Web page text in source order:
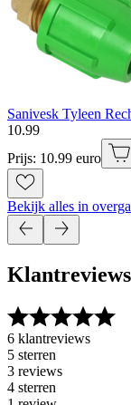
Sanivesk Tyleen
10.99
Prijs: 10.99 euro
Bekijk alles in
Klantreviews
6 klantreviews
5 sterren
3 reviews
4 sterren